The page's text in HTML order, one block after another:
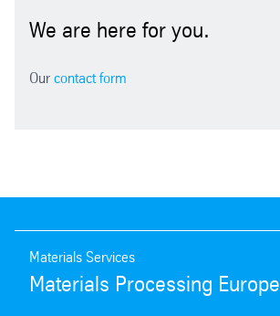
We are here for you.
Our contact form
Materials Services
Materials Processing Europe